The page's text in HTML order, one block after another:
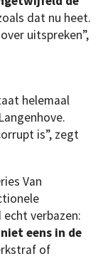
dat nu heet.
uitspreken”,
helemaal
is”, zegt
Van
verbazen:
eens in de
of